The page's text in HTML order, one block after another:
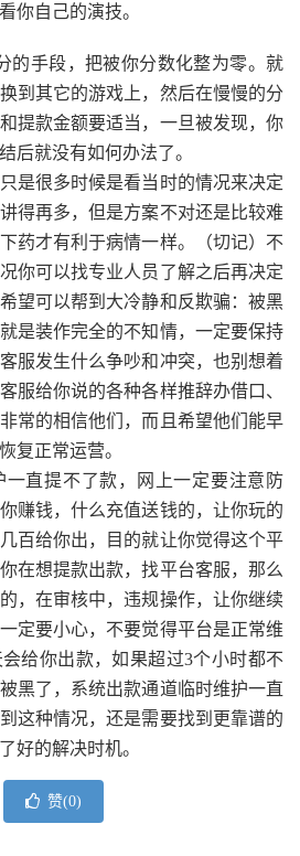
你自己的演技。
的手段，把被你分数化整为零。就
到其它的游戏上，然后在慢慢的分
提款金额要适当，一旦被发现，你
后就没有如何办法了。
是很多时候是看当时的情况来决定
得再多，但是方案不对还是比较难
药才有利于病情一样。（切记）不
你可以找专业人员了解之后再决定
望可以帮到大冷静和反欺骗：被黑
是装作完全的不知情，一定要保持
服发生什么争吵和冲突，也别想着
服给你说的各种各样推辞办借口、
常的相信他们，而且希望他们能早
复正常运营。
一直提不了款，网上一定要注意防
赚钱，什么充值送钱的，让你玩的
百给你出，目的就让你觉得这个平
在想提款出款，找平台客服，那么
，在审核中，违规操作，让你继续
定要小心，不要觉得平台是正常维
给你出款，如果超过3个小时都不
黑了，系统出款通道临时维护一直
这种情况，还是需要找到更靠谱的
好的解决时机。
赞(0)